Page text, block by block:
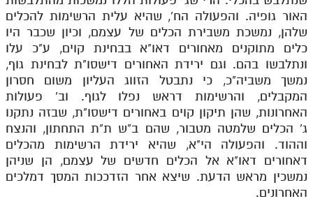
תלמוד עשר הספירות חלק טו
תלמוד עשר הספירות חלק טז
בית שער הכוונות
אודות האתר
אודות האתר
אתר הבית
האור גופיה. והפעולה הח', שהיא עלית הרשימות להכלים
שלהן, נמשכת משבירת הכלים של עצמם, וכיון שכבר היו
כלים מתוקנים מאחורים דאו"א בבחינת קוים, ע"כ עלו
ונתלבשו בהם. וגם ירידת האחורים דישסו"ת לבחינת גוף,
נמשך משביה"כ, כי נתבטל הזווג העליון משום חסרון
המקבלים, והרשימות דראש נפלו לגוף. וב' פעולות
האחרונות, שהן תיקון קוים באחורים דישסו"ת, שבזה נתקנו
ג' הכלים שלמטה מטבור, שהם ב"ש ת"ת התחתון, והנצח
וההוד. והפעולה הי"א, שהיא ירידת הרשימות מהכלים
דאחורים דאו"א אל הכלים חדשים של עצמם, הן שניהן
נמשכין מראש הדעת. שיצא אחר הזדככות המסך דמלכים
האחרונים.